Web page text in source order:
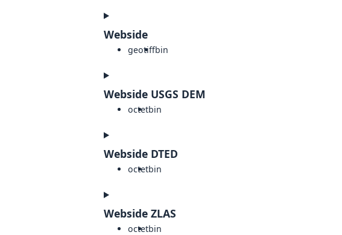
Webside
geotiffbin
Webside USGS DEM
octetbin
Webside DTED
octetbin
Webside ZLAS
octetbin